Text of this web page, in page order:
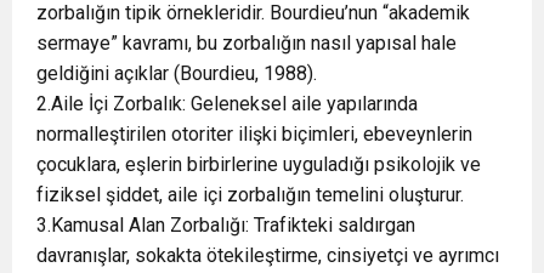
zorbalığın tipik örnekleridir. Bourdieu’nun “akademik
sermaye” kavramı, bu zorbalığın nasıl yapısal hale
geldiğini açıklar (Bourdieu, 1988).
2.Aile İçi Zorbalık: Geleneksel aile yapılarında
normalleştirilen otoriter ilişki biçimleri, ebeveynlerin
çocuklara, eşlerin birbirlerine uyguladığı psikolojik ve
fiziksel şiddet, aile içi zorbalığın temelini oluşturur.
3.Kamusal Alan Zorbalığı: Trafikteki saldırgan
davranışlar, sokakta ötekileştirme, cinsiyetçi ve ayrımcı